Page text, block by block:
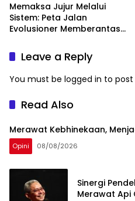
Memaksa Jujur Melalui
Sistem: Peta Jalan
Evolusioner Memberantas
Leave a Reply
You must be logged in to
Read Also
Merawat Kebhinekaan,
Opini 08/08/2026
Sinergi
Merawat Api